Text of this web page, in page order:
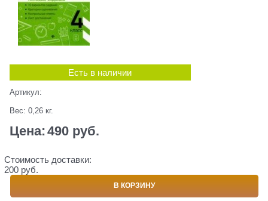
Есть в наличии
Артикул:
Вес: 0,26 кг.
Цена:490 руб.
Стоимость доставки:
200 руб.
В КОРЗИНУ